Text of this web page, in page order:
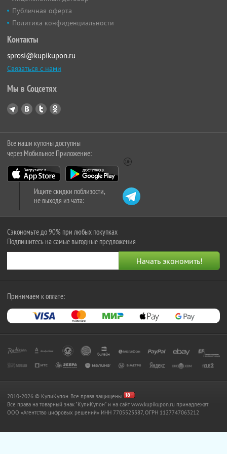
Публичная оферта
Политика конфиденциальности
Контакты
sprosi@kupikupon.ru
Связаться с нами
Мы в Соцсетях
Все наши купоны доступны
через Мобильное Приложение:
Ищите скидки поблизости,
не выходя из чата:
Сэкономьте до 90% при любых покупках
Подпишитесь на самые выгодные предложения
Принимаем к оплате:
2010-2026 © КупиКупон. Все права защищены.
Все права на товарный знак "КупиКупон" и на сайт www.kupikupon.ru принадлежат
OOO «Агентство цифровых решений» ИНН 7705523387, ОГРН 1127747063212